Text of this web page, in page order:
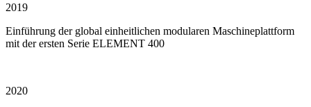
2019
Einführung der global einheitlichen modularen Maschineplattform
mit der ersten Serie ELEMENT 400
2020